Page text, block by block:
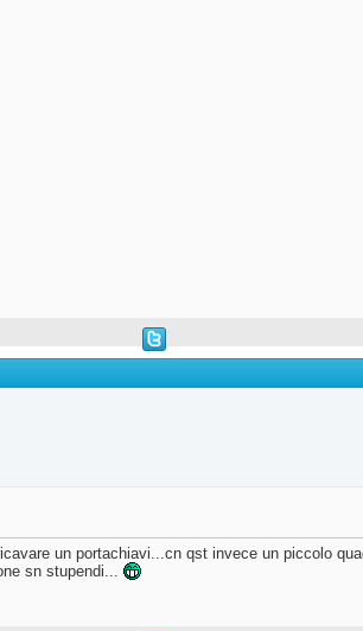
un portachiavi...cn qst invece un piccolo
sn stupendi...